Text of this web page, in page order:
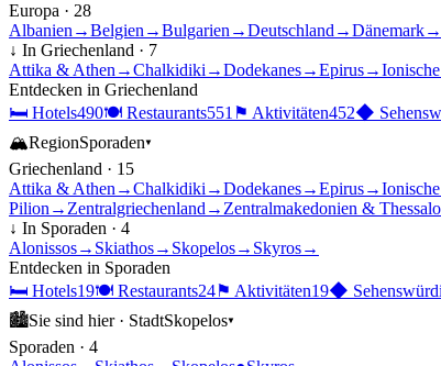
Europa · 28
Albanien →Belgien →Bulgarien →Deutschland →Dänemark→
↓ In Griechenland · 7
Attika & Athen →Chalkidiki →Dodekanes→Epirus→
Entdecken in Griechenland
🛏 Hotels490🍽 Restaurants551 ⚑ Aktivitäten452◆
🏔RegionSporaden▾
Griechenland · 15
Attika & Athen →Chalkidiki →Dodekanes→Epirus→
Pilion → Zentralgriechenland → Zentralmakedonien &
↓ In Sporaden · 4
Alonissos→ Skiathos→ Skopelos→ Skyros→
Entdecken in Sporaden
🛏 Hotels19🍽 Restaurants24⚑ Aktivitäten19◆
🏙Sie sind hier · StadtSkopelos▾
Sporaden · 4